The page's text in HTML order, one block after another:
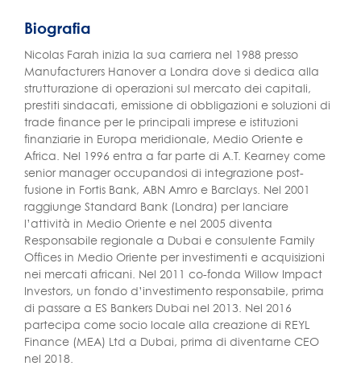
Biografia
Nicolas Farah inizia la sua carriera nel 1988 presso
Manufacturers Hanover a Londra dove si dedica alla
strutturazione di operazioni sul mercato dei capitali,
prestiti sindacati, emissione di obbligazioni e soluzioni di
trade finance per le principali imprese e istituzioni
finanziarie in Europa meridionale, Medio Oriente e
Africa. Nel 1996 entra a far parte di A.T. Kearney come
senior manager occupandosi di integrazione post-
fusione in Fortis Bank, ABN Amro e Barclays. Nel 2001
raggiunge Standard Bank (Londra) per lanciare
l’attività in Medio Oriente e nel 2005 diventa
Responsabile regionale a Dubai e consulente Family
Offices in Medio Oriente per investimenti e acquisizioni
nei mercati africani. Nel 2011 co-fonda Willow Impact
Investors, un fondo d’investimento responsabile, prima
di passare a ES Bankers Dubai nel 2013. Nel 2016
partecipa come socio locale alla creazione di REYL
Finance (MEA) Ltd a Dubai, prima di diventarne CEO
nel 2018.